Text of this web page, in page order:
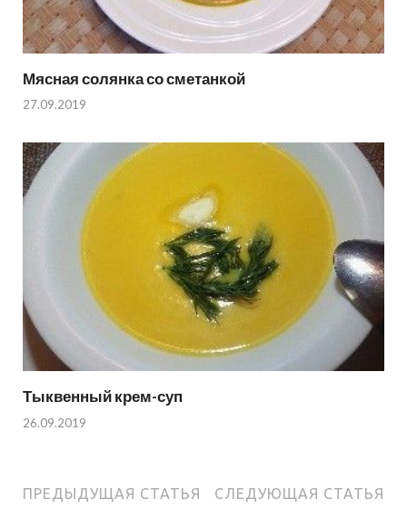
Мясная солянка со сметанкой
27.09.2019
Тыквенный крем-суп
26.09.2019
ПРЕДЫДУЩАЯ СТАТЬЯ СЛЕДУЮЩАЯ СТАТЬЯ